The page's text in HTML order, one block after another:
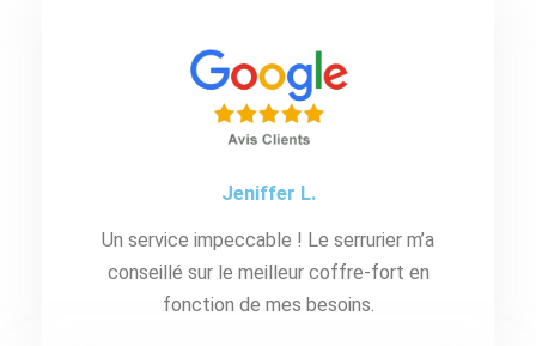
Jeniffer L.
Un service impeccable ! Le serrurier m’a
conseillé sur le meilleur coffre-fort en
fonction de mes besoins.